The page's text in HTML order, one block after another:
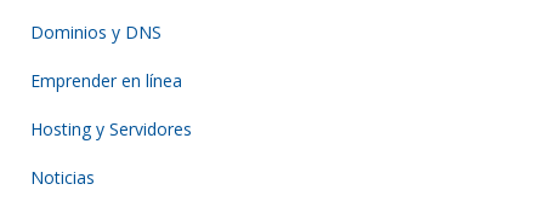
Dominios y DNS
Emprender en línea
Hosting y Servidores
Noticias